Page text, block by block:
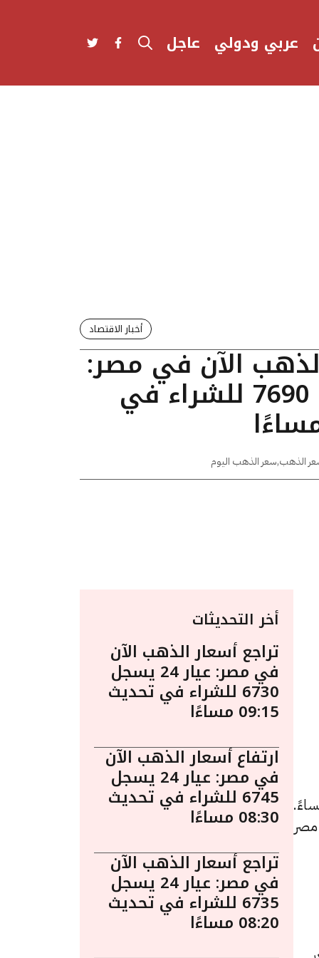
عربي ودولي عاجل
أخبار الاقتصاد
الآن في مصر:
عيار 24 يسجل 7690 للشراء في
الذهب,سعر الذهب اليوم
الذهب اليوم في مصر ليوم الجمعة 27 مارس الساعة 2:10 مساءً.
أخر التحديثات
تراجع أسعار الذهب الآن
في مصر: عيار 24 يسجل
6730 للشراء في تحديث
09:15 مساءًا
ارتفاع أسعار الذهب الآن
في مصر: عيار 24 يسجل
6745 للشراء في تحديث
08:30 مساءًا
تراجع أسعار الذهب الآن
في مصر: عيار 24 يسجل
6735 للشراء في تحديث
08:20 مساءًا